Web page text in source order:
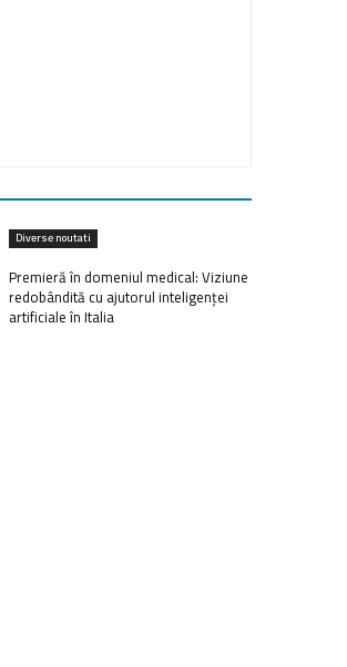
Diverse noutati
Premieră în domeniul medical: Viziune
redobândită cu ajutorul inteligenței
artificiale în Italia